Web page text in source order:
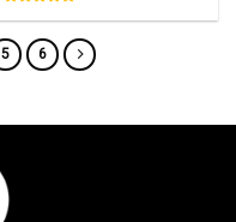
1,290,000 ₫.
là:
850,000 ₫.
5 6